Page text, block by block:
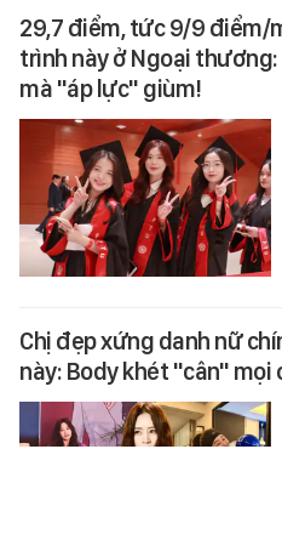
29,7 điểm, tức 9/9 điểm/
trình này ở Ngoại
mà "áp lực" giùm!
Chị đẹp xứng danh nữ
này: Body khét "cân"